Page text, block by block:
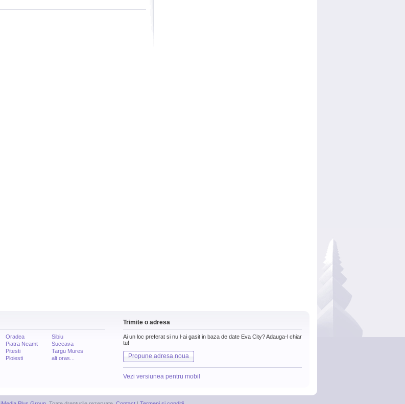
Oradea
Piatra Neamt
Pitesti
Ploiesti
Sibiu
Suceava
Targu Mures
alt oras...
Trimite o adresa
Ai un loc preferat si nu l-ai gasit in baza de date Eva City? Adauga-l chiar
tu!
Propune adresa noua
Vezi versiunea pentru mobil